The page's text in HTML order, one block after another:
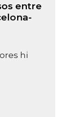
entre
hi